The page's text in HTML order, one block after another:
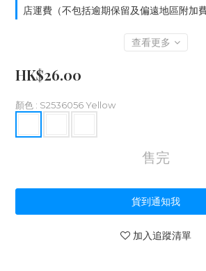
店運費（不包括逾期保留及偏遠地區附加費
查看更多
HK$26.00
顏色 : S2536056 Yellow
售完
貨到通知我
加入追蹤清單